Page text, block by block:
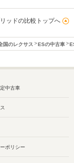
ッドの比較トップへ
国のレクサス ESの中古車
中古車
ポリシー